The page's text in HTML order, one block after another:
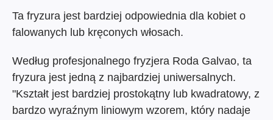
Ta fryzura jest bardziej odpowiednia dla kobiet o
falowanych lub kręconych włosach.
Według profesjonalnego fryzjera Roda Galvao, ta
fryzura jest jedną z najbardziej uniwersalnych.
"Kształt jest bardziej prostokątny lub kwadratowy, z
bardzo wyraźnym liniowym wzorem, który nadaje